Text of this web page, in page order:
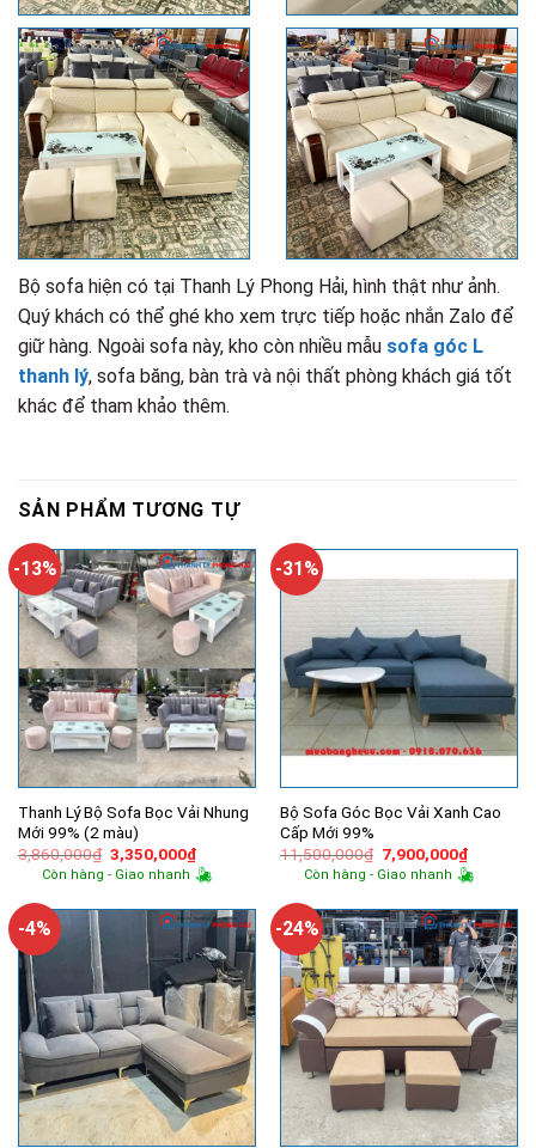
Bộ sofa hiện có tại Thanh Lý Phong Hải, hình thật như ảnh.
Quý khách có thể ghé kho xem trực tiếp hoặc nhắn Zalo để
giữ hàng. Ngoài sofa này, kho còn nhiều mẫu sofa góc L
thanh lý, sofa băng, bàn trà và nội thất phòng khách giá tốt
khác để tham khảo thêm.
SẢN PHẨM TƯƠNG TỰ
-13%
Thanh Lý Bộ Sofa Bọc Vải Nhung
Mới 99% (2 màu)
3,860,000₫ Giá
gốc
là:
3,350,000₫Giá
hiện
tại
3,350,000₫.
Còn hàng - Giao nhanh
-31%
Bộ Sofa Góc Bọc Vải Xanh Cao
Cấp Mới 99%
11,500,000₫ Giá
gốc
là:
7,900,000₫Giá
hiện
tại
Còn hàng - Giao nhanh
-4% -24%